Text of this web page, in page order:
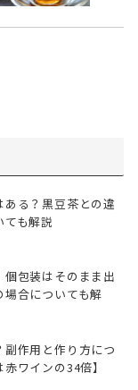
る？黒豆茶との違
も解説
包装はそのまま出
合についても解
作用と作り方につ
ワインの34倍】